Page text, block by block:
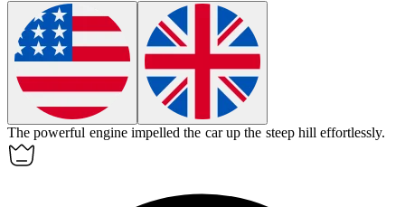
The powerful engine impelled the car up the steep hill effortlessly.